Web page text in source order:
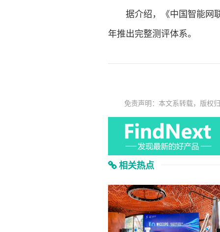
据介绍，《中国智能网联
年推出完整测评体系。
免责声明：本文系转载，版权
相关热点